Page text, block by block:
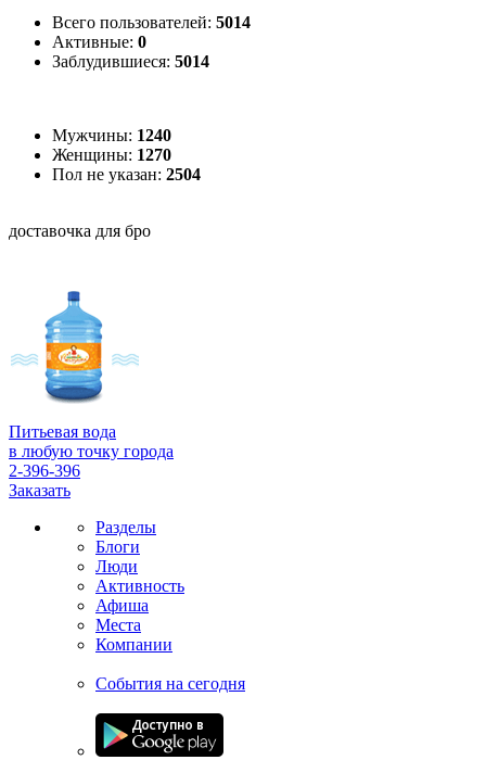
Всего пользователей: 5014
Активные: 0
Заблудившиеся: 5014
Мужчины: 1240
Женщины: 1270
Пол не указан: 2504
доставочка для бро
Питьевая вода
в любую точку города
2-396-396
Заказать
Разделы
Блоги
Люди
Активность
Афиша
Места
Компании
События на сегодня